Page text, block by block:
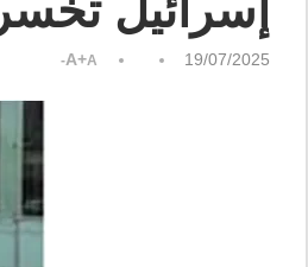
إسرائيل
19/07/2025
A+A-